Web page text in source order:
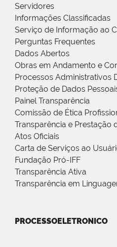
Servidores
Informações Classificadas
Serviço de Informação ao
Perguntas Frequentes
Dados Abertos
Obras em Andamento e
Processos Administrativos
Proteção de Dados
Painel Transparência
Comissão de Ética
Transparência e Prestação
Atos Oficiais
Carta de Serviços ao
Fundação Pró-IFF
Transparência Ativa
Transparência em
PROCESSOELETRONICO